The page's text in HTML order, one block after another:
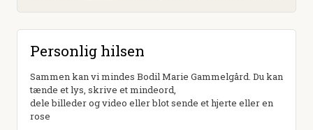
Personlig hilsen
Sammen kan vi mindes Bodil Marie Gammelgård. Du kan
tænde et lys, skrive et mindeord,
dele billeder og video eller blot sende et hjerte eller en
rose